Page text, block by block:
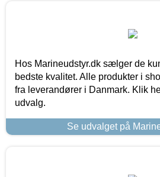
Hos Marineudstyr.dk sælger de
bedste kvalitet. Alle produkter i
fra leverandører i Danmark. Klik
udvalg.
Se udvalget på